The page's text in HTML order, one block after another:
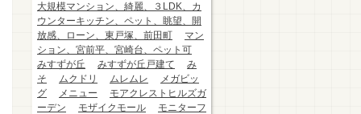
大規模マンション、綺麗、３LDK、カ
ウンターキッチン、ペット、眺望、開
放感、ローン、東戸塚、前田町
マン
ション、宮前平、宮崎台、ペット可
みすずが丘
みすずが丘戸建て
み
そ
ムクドリ ムレムレ
メガビッ
グ
メニュー
モアクレストヒルズガ
ーデン
モザイクモール
モニターフ